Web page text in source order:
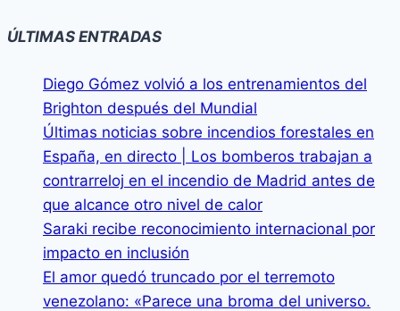
ÚLTIMAS ENTRADAS
Diego Gómez volvió a los entrenamientos del
Brighton después del Mundial
Últimas noticias sobre incendios forestales en
España, en directo | Los bomberos trabajan a
contrarreloj en el incendio de Madrid antes de
que alcance otro nivel de calor
Saraki recibe reconocimiento internacional por
impacto en inclusión
El amor quedó truncado por el terremoto
venezolano: «Parece una broma del universo.